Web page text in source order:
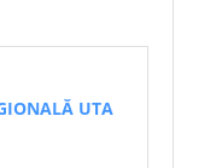
UTA